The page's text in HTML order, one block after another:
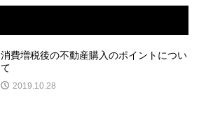
消費増税後の不動産購入のポイントについ
て
2019.10.28